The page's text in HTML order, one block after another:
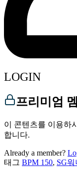
LOGIN
프리미엄
이 콘텐츠를 이용하
합니다.
Already a member?
태그 BPM 150, SG워